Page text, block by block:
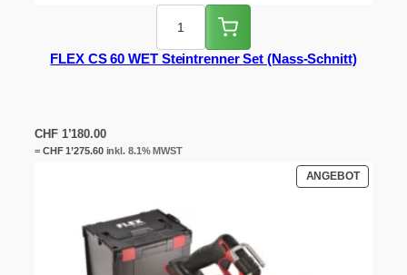
FLEX CS 60 WET Steintrenner Set (Nass-Schnitt)
CHF1’180.00
= CHF1’275.60inkl. 8.1% MWST
ANGEBOT
IM